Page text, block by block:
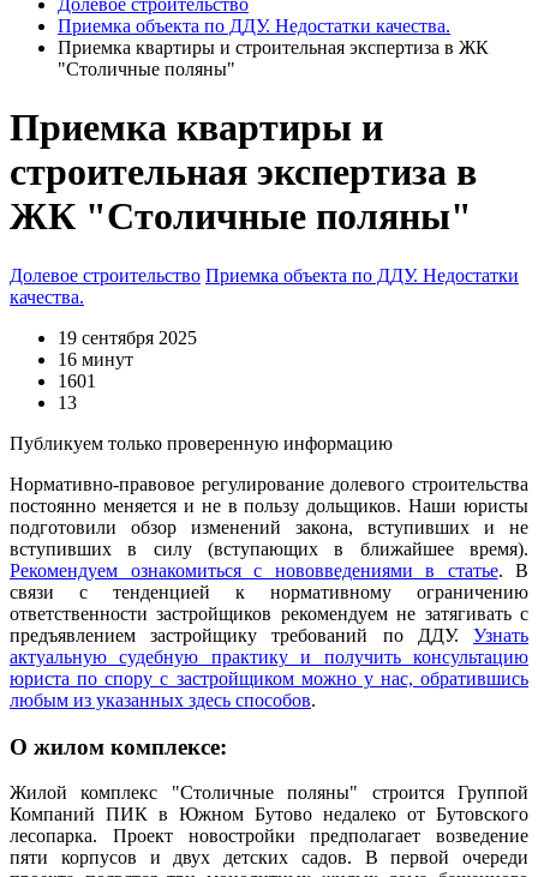
Долевое строительство
Приемка объекта по ДДУ. Недостатки качества.
Приемка квартиры и строительная экспертиза в ЖК
"Столичные поляны"
Приемка квартиры и
строительная экспертиза в
ЖК "Столичные поляны"
Долевое строительство Приемка объекта по ДДУ. Недостатки
качества.
19 сентября 2025
16 минут
1601
13
Публикуем только проверенную информацию
Нормативно-правовое регулирование долевого строительства
постоянно меняется и не в пользу дольщиков. Наши юристы
подготовили обзор изменений закона, вступивших и не
вступивших в силу (вступающих в ближайшее время).
Рекомендуем ознакомиться с нововведениями в статье. В
связи с тенденцией к нормативному ограничению
ответственности застройщиков рекомендуем не затягивать с
предъявлением застройщику требований по ДДУ. Узнать
актуальную судебную практику и получить консультацию
юриста по спору с застройщиком можно у нас, обратившись
любым из указанных здесь способов.
О жилом комплексе:
Жилой комплекс "Столичные поляны" строится Группой
Компаний ПИК в Южном Бутово недалеко от Бутовского
лесопарка. Проект новостройки предполагает возведение
пяти корпусов и двух детских садов. В первой очереди